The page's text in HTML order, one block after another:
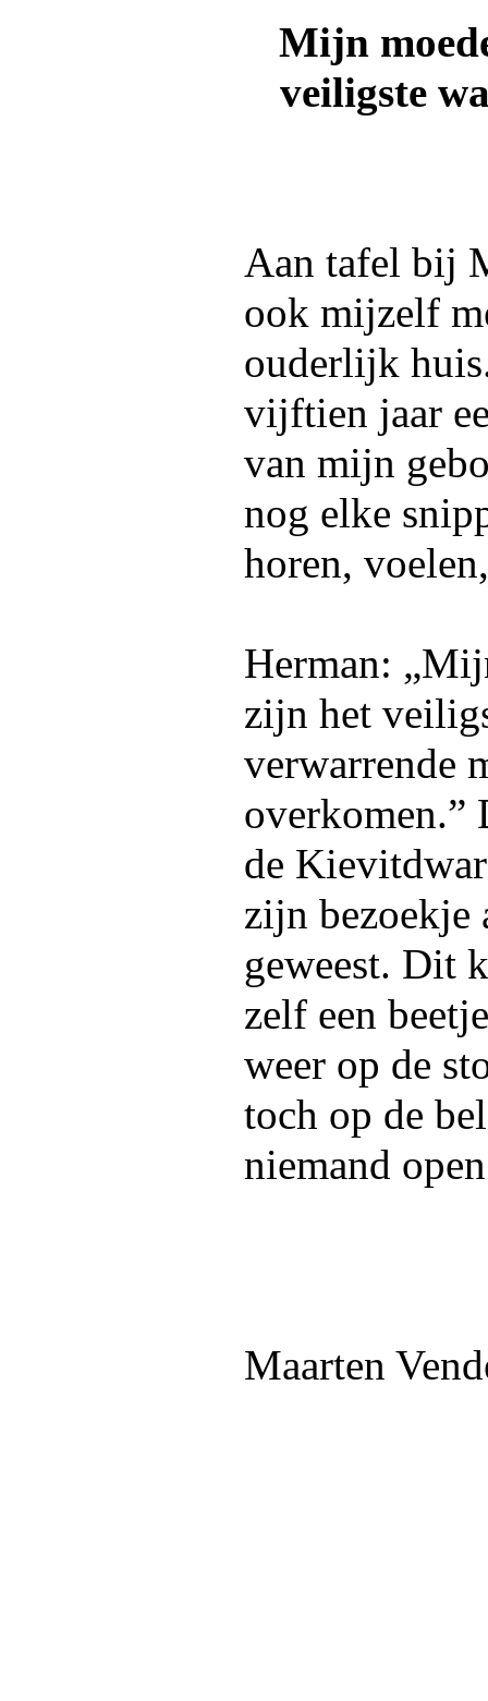
Mijn
veiligste
Aan tafel bij
ook mijzelf
ouderlijk
vijftien jaar
van mijn
nog elke
horen,
Herman:
zijn het
verwarrende
overkomen.”
de
zijn bezoekje
geweest. Dit
zelf een
weer op de
toch op de
niemand
Maarten